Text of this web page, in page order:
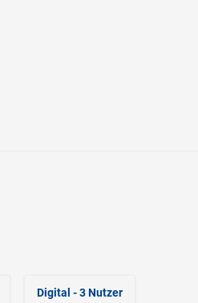
Digital - 3 Nutzer